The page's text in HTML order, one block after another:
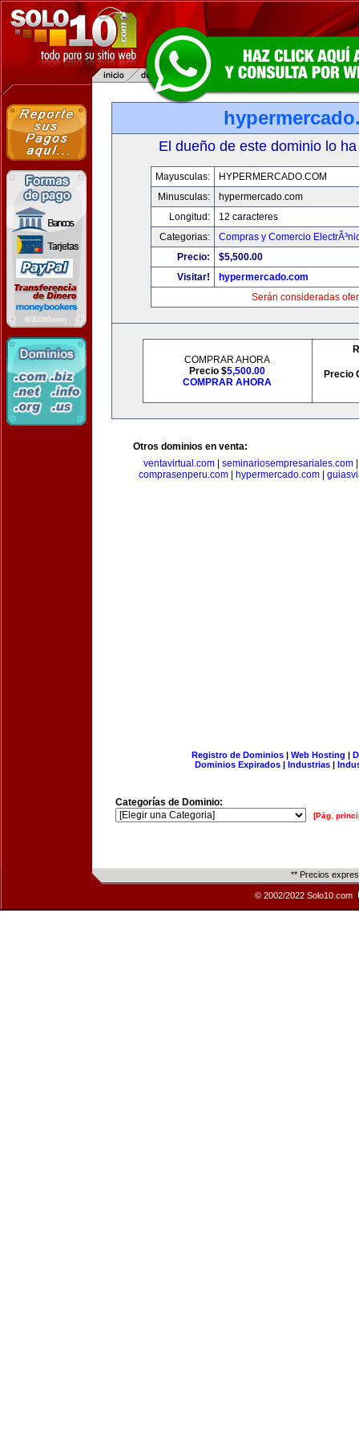
El dueño de este dominio lo
Mayusculas:
HYPERMERCADO.COM
Minusculas:
hypermercado.com
Longitud:
12 caracteres
Categorias:
Compras y Comercio
Precio:
$5,500.00
Visitar!
hypermercado.com
Serán consideradas
COMPRAR AHORA
Precio $5,500.00
COMPRAR AHORA
Precio
Otros dominios en venta:
ventavirtual.com
seminariosempresariales.com
comprasenperu.com
hypermercado.com
Registro de Dominios| Web Hosting |
Dominios Expirados | Industrias |
Categorías de Dominio:
[Pág.
** Precios
© 2002/2022 Solo10.com